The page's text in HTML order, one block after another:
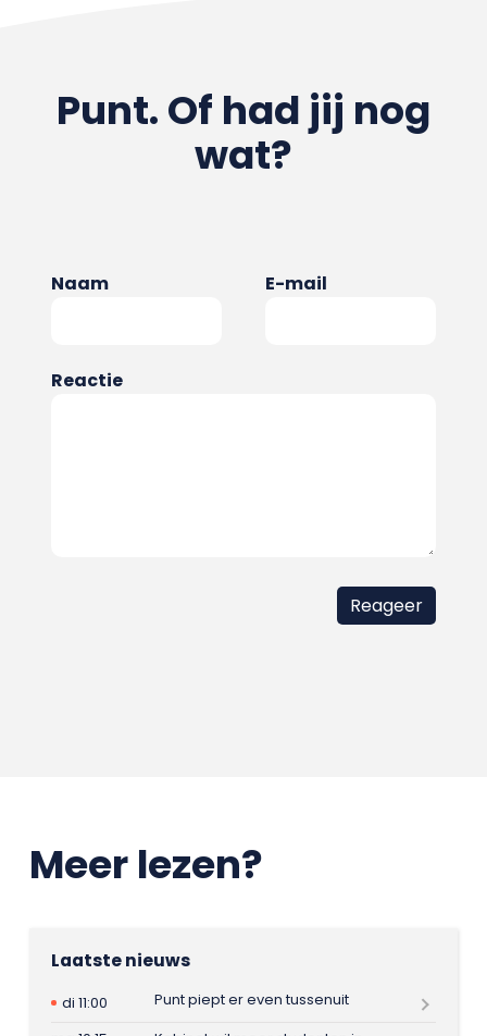
Punt. Of had jij nog
wat?
Naam E-mail
Reactie
Meer lezen?
Laatste nieuws
di 11:00
Punt piept er even tussenuit